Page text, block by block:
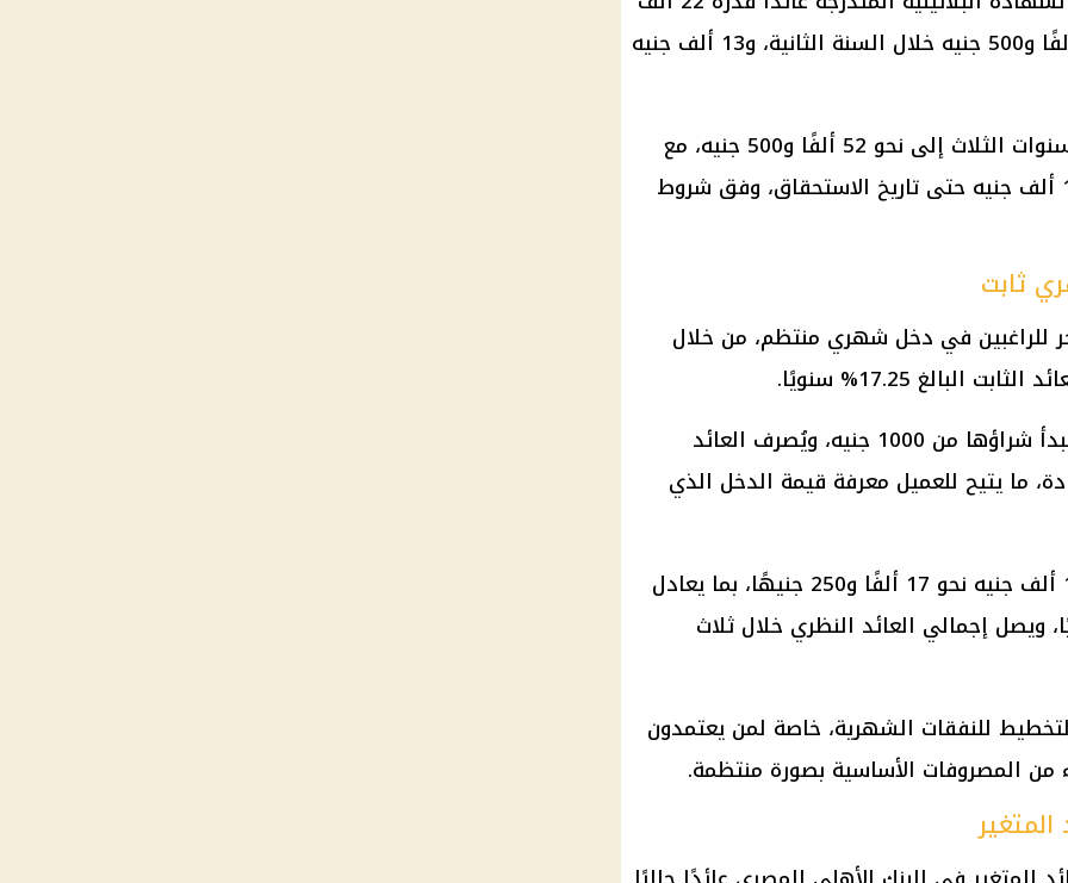
جنيه بنهاية السنة الأولى، ثم 17 ألفًا و500 جنيه خلال السنة الثانية، و13 ألف جنيه
وبذلك يصل إجمالي العائد خلال السنوات الثلاث إلى نحو 52 ألفًا و500 جنيه، مع
بقاء أصل مبلغ الشهادة البالغ 100 ألف جنيه حتى تاريخ الاستحقاق، وفق شروط
ثابت
للراغبين في دخل شهري منتظم، من خلال
البالغ 17.25% سنويًا.
تبلغ مدة الشهادة ثلاث سنوات، ويبدأ شراؤها من 1000 جنيه، ويُصرف العائد
ما يتيح للعميل معرفة قيمة الدخل الذي
ويبلغ العائد السنوي على مبلغ 100 ألف جنيه نحو 17 ألفًا و250 جنيهًا، بما يعادل
و50 قرشًا شهريًا، ويصل إجمالي العائد النظري خلال ثلاث
للنفقات الشهرية، خاصة لمن يعتمدون
المصروفات الأساسية بصورة منتظمة.